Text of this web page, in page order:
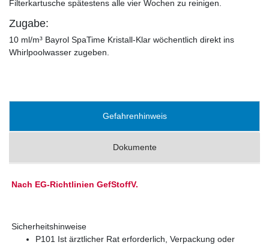
Filterkartusche spätestens alle vier Wochen zu reinigen.
Zugabe:
10 ml/m³ Bayrol SpaTime Kristall-Klar wöchentlich direkt ins
Whirlpoolwasser zugeben.
Gefahrenhinweis
Dokumente
Nach EG-Richtlinien GefStoffV.
Sicherheitshinweise
P101 Ist ärztlicher Rat erforderlich, Verpackung oder